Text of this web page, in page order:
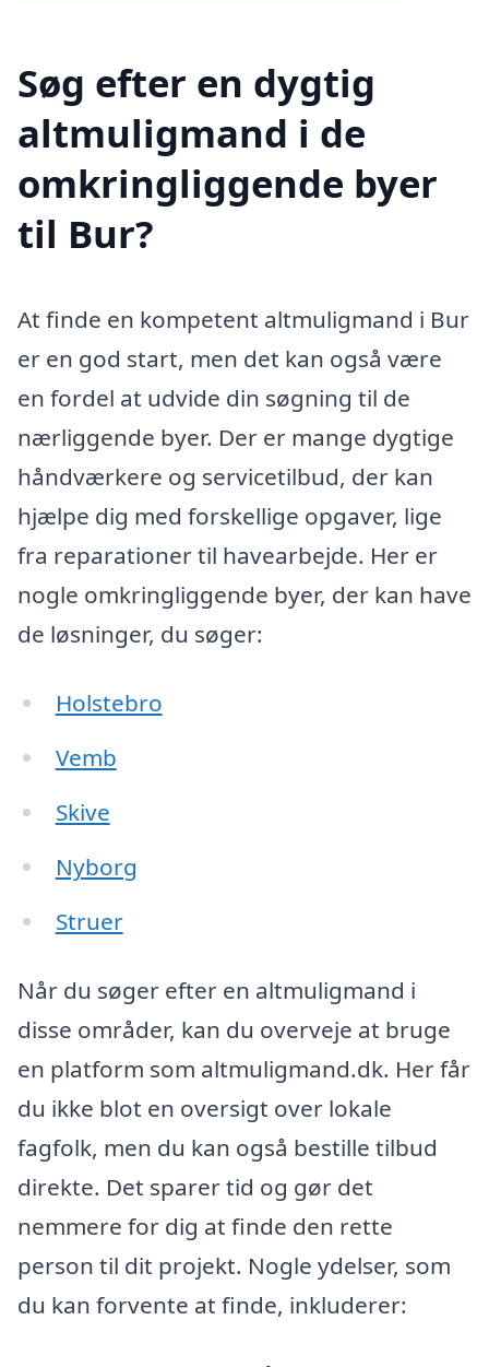
Søg efter en dygtig
altmuligmand i de
omkringliggende byer
til Bur?
At finde en kompetent altmuligmand i Bur
er en god start, men det kan også være
en fordel at udvide din søgning til de
nærliggende byer. Der er mange dygtige
håndværkere og servicetilbud, der kan
hjælpe dig med forskellige opgaver, lige
fra reparationer til havearbejde. Her er
nogle omkringliggende byer, der kan have
de løsninger, du søger:
Holstebro
Vemb
Skive
Nyborg
Struer
Når du søger efter en altmuligmand i
disse områder, kan du overveje at bruge
en platform som altmuligmand.dk. Her får
du ikke blot en oversigt over lokale
fagfolk, men du kan også bestille tilbud
direkte. Det sparer tid og gør det
nemmere for dig at finde den rette
person til dit projekt. Nogle ydelser, som
du kan forvente at finde, inkluderer: